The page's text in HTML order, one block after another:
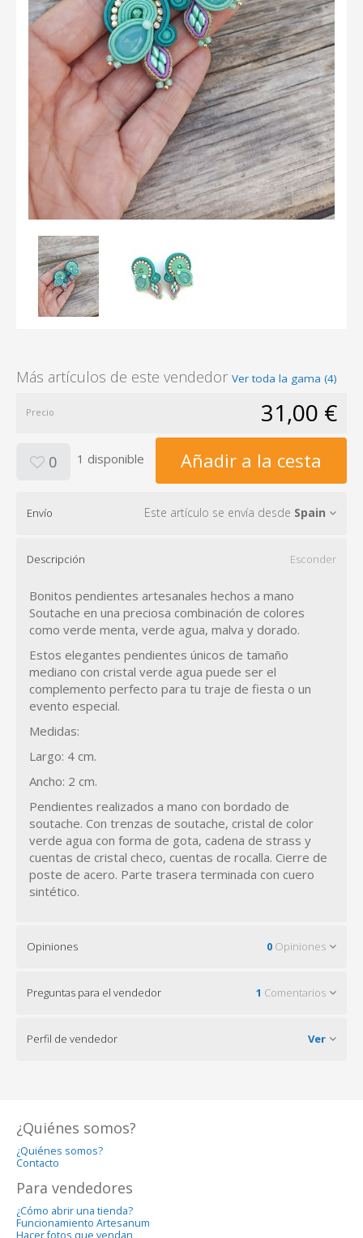
Más artículos de este vendedor Ver toda la gama (4)
Precio 31,00 €
0 1 disponible Añadir a la cesta
Envío Este artículo se envía desde Spain
Descripción Esconder
Bonitos pendientes artesanales hechos a mano
Soutache en una preciosa combinación de colores
como verde menta, verde agua, malva y dorado.
Estos elegantes pendientes únicos de tamaño
mediano con cristal verde agua puede ser el
complemento perfecto para tu traje de fiesta o un
evento especial.
Medidas:
Largo: 4 cm.
Ancho: 2 cm.
Pendientes realizados a mano con bordado de
soutache. Con trenzas de soutache, cristal de color
verde agua con forma de gota, cadena de strass y
cuentas de cristal checo, cuentas de rocalla. Cierre de
poste de acero. Parte trasera terminada con cuero
sintético.
Opiniones 0 Opiniones
Preguntas para el vendedor 1 Comentarios
Perfil de vendedor Ver
¿Quiénes somos?
¿Quiénes somos?
Contacto
Para vendedores
¿Cómo abrir una tienda?
Funcionamiento Artesanum
Hacer fotos que vendan